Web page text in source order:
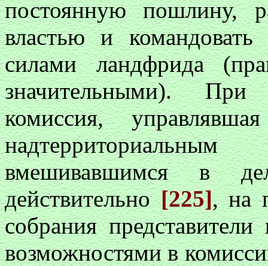
постоянную пошлину,
властью и
силами ландфрида
значительными). При
комиссия,
вмешивавшимся в
действительно[225], на
собрания
возможностями в